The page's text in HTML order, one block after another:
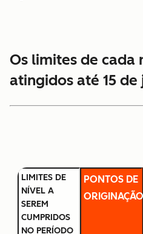
Os limites de cada
atingidos até 15
LIMITES DE
NÍVEL A
SEREM
CUMPRIDOS
NO PERÍODO
PONTOS DE
ORIGINAÇÃO